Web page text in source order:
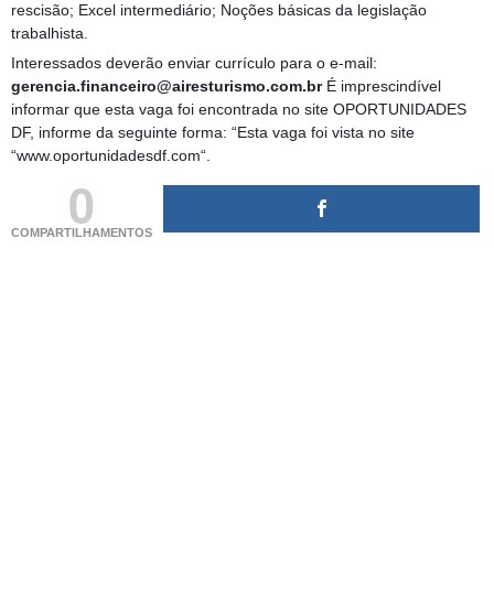
rescisão; Excel intermediário; Noções básicas da legislação
trabalhista.
Interessados deverão enviar currículo para o e-mail:
gerencia.financeiro@airesturismo.com.brÉ imprescindível
informar que esta vaga foi encontrada no site OPORTUNIDADES
DF, informe da seguinte forma: “Esta vaga foi vista no site
“www.oportunidadesdf.com“.
0
COMPARTILHAMENTOS